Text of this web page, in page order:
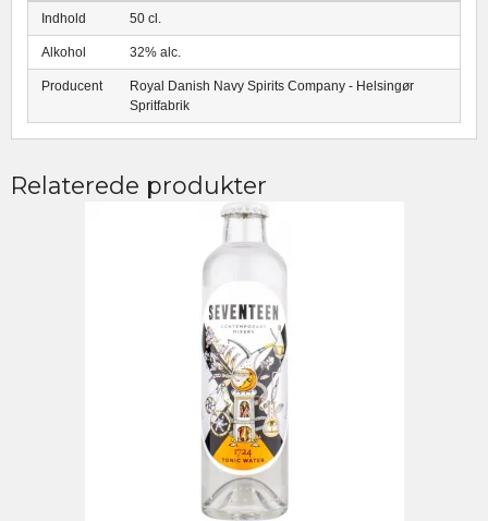
Indhold 50 cl.
Alkohol 32% alc.
Producent
Royal Danish Navy Spirits Company - Helsingør
Spritfabrik
Relaterede produkter